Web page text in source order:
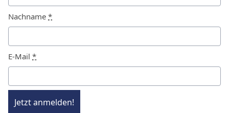
Nachname *
E-Mail *
Jetzt anmelden!